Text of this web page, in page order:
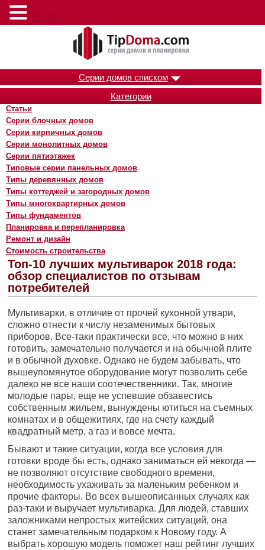
Серии домов списком
Категории
Статьи
Серии блочных домов
Серии кирпичных домов
Серии монолитных домов
Серии пятиэтажек
Типовые серии панельных домов
Типы деревянных домов
Типы коттеджей и загородных домов
Типы многоквартирных домов
Типы фундаментов
Планировка и перепланировка
Ремонт и дизайн
Стоимость строительства
Топ-10 лучших мультиварок 2018 года:
обзор специалистов по отзывам
потребителей
Мультиварки, в отличие от прочей кухонной утвари,
сложно отнести к числу незаменимых бытовых
приборов. Все-таки практически все, что можно в них
готовить, замечательно получается и на обычной плите
и в обычной духовке. Однако не будем забывать, что
вышеупомянутое оборудование могут позволить себе
далеко не все наши соотечественники. Так, многие
молодые пары, еще не успевшие обзавестись
собственным жильем, вынуждены ютиться на съемных
комнатах и в общежитиях, где на счету каждый
квадратный метр, а газ и вовсе мечта.
Бывают и такие ситуации, когда все условия для
готовки вроде бы есть, однако заниматься ей некогда —
не позволяют отсутствие свободного времени,
необходимость ухаживать за маленьким ребенком и
прочие факторы. Во всех вышеописанных случаях как
раз-таки и выручает мультиварка. Для людей, ставших
заложниками непростых житейских ситуаций, она
станет замечательным подарком к Новому году. А
выбрать хорошую модель поможет наш рейтинг лучших